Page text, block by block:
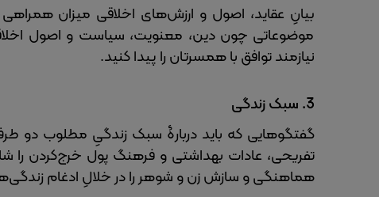
بیانِ عقاید، اصول و ارزش‌های اخلاقی میزان
موضوعاتی چون دین، معنویت، سیاست و اصول
نیازمند توافق با همسرتان را پیدا کنید.
3. سبک زندگی
گفتگوهایی که باید دربارۀ سبک زندگیِ مطلوب دو
تفریحی، عادات بهداشتی و فرهنگ پول خرج‌کردن را
هماهنگی و سازش‌ زن و شوهر را در خلالِ ادغام